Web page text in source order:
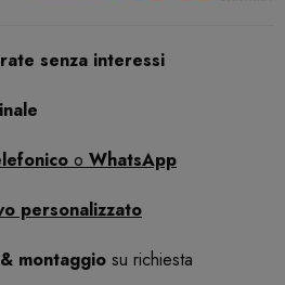
senza interessi
o WhatsApp
personalizzato
montaggio su richiesta